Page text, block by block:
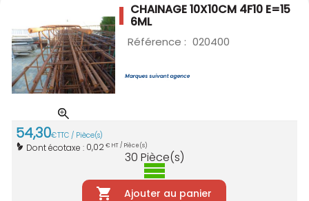
CHAINAGE 10X10CM 4F10 E=15
6ML
Référence : 020400
54,30€TTC / Pièce(s)
Dont écotaxe : 0,02€ HT / Pièce(s)
30 Pièce(s)
Ajouter au panier